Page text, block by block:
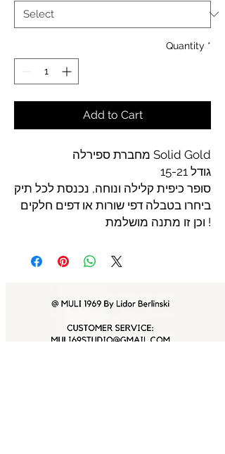
Quantity *
Add to Cart
מחברת ספירלה Solid Gold
גודל 15-21
סופר כיפית קלילה ונוחה, נכנסת לכל תיק
ביחרו בטבלה דפי שורות או דפים חלקים
וכן זו מתנה מושלמת !